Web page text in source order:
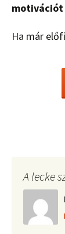
motivációt
Ha már
A lecke